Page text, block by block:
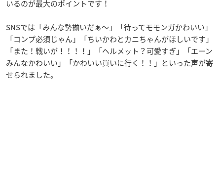
いるのが最大のポイントです！
SNSでは「みんな勢揃いだぁ～」「待ってモモンガかわいい」
「コンプ必須じゃん」「ちいかわとカニちゃんがほしいです」
「また！戦いが！！！！」「ヘルメット？可愛すぎ」「エーン
みんなかわいい」「かわいい買いに行く！！」といった声が寄
せられました。